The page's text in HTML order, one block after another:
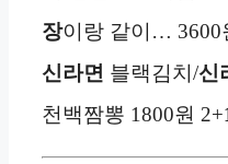
장이랑 같이… 3600
신라면 블랙김치/신
천백짬뽕 1800원 2+